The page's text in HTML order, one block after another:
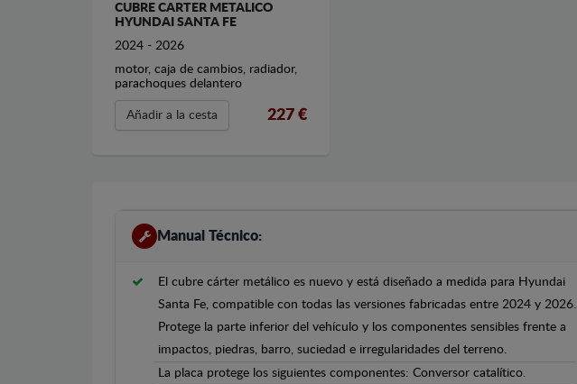
CUBRE CARTER METALICO
HYUNDAI SANTA FE
2024 - 2026
motor, caja de cambios, radiador,
parachoques delantero
Añadir a la cesta 227 €
Manual Técnico:
El cubre cárter metálico es nuevo y está diseñado a medida para Hyundai
Santa Fe, compatible con todas las versiones fabricadas entre 2024 y 2026.
Protege la parte inferior del vehículo y los componentes sensibles frente a
impactos, piedras, barro, suciedad e irregularidades del terreno.
La placa protege los siguientes componentes: Conversor catalítico.